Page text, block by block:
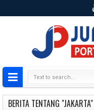
BERITA TENTANG "JAKARTA"